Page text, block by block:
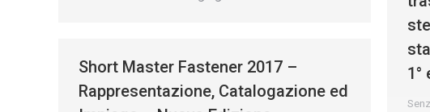
1°
Short Master Fastener 2017 –
Rappresentazione, Catalogazione ed